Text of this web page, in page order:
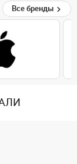
Все бренды